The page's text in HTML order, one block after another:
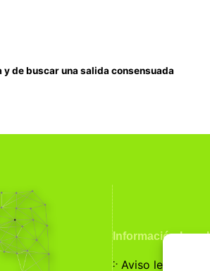
de buscar una salida consensuada
Información Legal
჻Aviso legal